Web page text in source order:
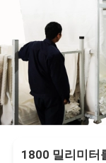
1800 밀리미터